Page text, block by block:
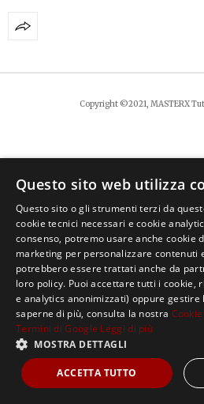
Copyright ©2021, MASTERX
Questo sito web utilizza
Questo sito o gli strumenti terzi da
cookie tecnici necessari e cookie
consenso, potremo usare anche cookie
marketing per personalizzare contenuti
potrebbero essere trattati anche da
loro policy. Puoi accettare tutti i cookie,
e analytics anonimizzati) oppure
saperne di più, consulta la nostra
Termini di Google Leggi di più
MOSTRA DETTAGLI
ACCETTA TUTTO